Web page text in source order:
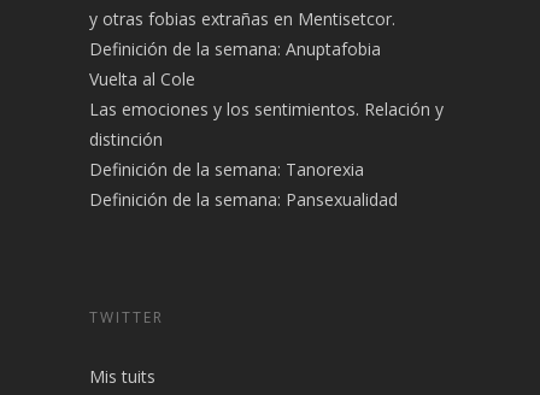
y otras fobias extrañas en Mentisetcor.
Definición de la semana: Anuptafobia
Vuelta al Cole
Las emociones y los sentimientos. Relación y
distinción
Definición de la semana: Tanorexia
Definición de la semana: Pansexualidad
TWITTER
Mis tuits